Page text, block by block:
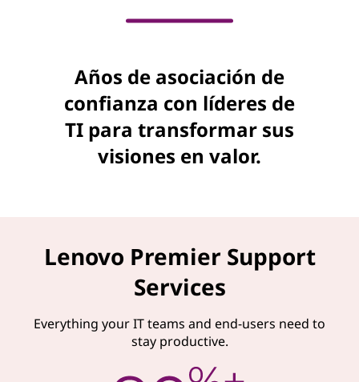
Años de asociación de
confianza con líderes de
TI para transformar sus
visiones en valor.
Lenovo Premier Support
Services
Everything your IT teams and end-users need to
stay productive.